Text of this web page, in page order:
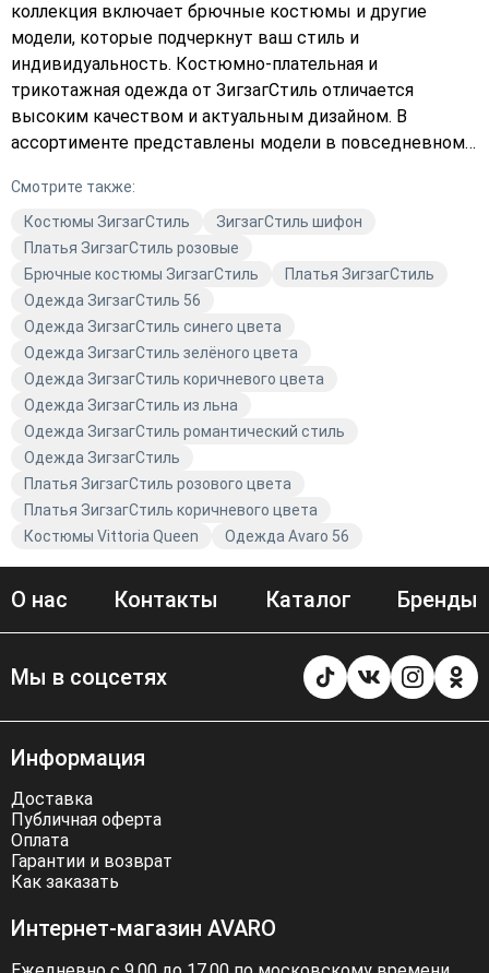
коллекция включает брючные костюмы и другие
модели, которые подчеркнут ваш стиль и
индивидуальность. Костюмно-плательная и
трикотажная одежда от ЗигзагСтиль отличается
высоким качеством и актуальным дизайном. В
ассортименте представлены модели в повседневном
Разноцветные и синие оттенки в коллекциях делают
их особенно яркими и заметными. Бренд ЗигзагСтиль
предлагает широкий выбор одежды, которая поможет
вам выглядеть модно и современно. В Avaro вы
найдёте то, что подчеркнёт вашу индивидуальность и
станет отличным дополнением к вашему гардеробу.
Смотрите также:
Костюмы ЗигзагСтиль
ЗигзагСтиль шифон
Платья ЗигзагСтиль розовые
Брючные костюмы ЗигзагСтиль
Платья ЗигзагСтиль
Одежда ЗигзагСтиль 56
Одежда ЗигзагСтиль синего цвета
Одежда ЗигзагСтиль зелёного цвета
Одежда ЗигзагСтиль коричневого цвета
Одежда ЗигзагСтиль из льна
Одежда ЗигзагСтиль романтический стиль
Одежда ЗигзагСтиль
Платья ЗигзагСтиль розового цвета
Платья ЗигзагСтиль коричневого цвета
Костюмы Vittoria Queen
Одежда Avaro 56
О нас Контакты Каталог Бренды
Мы в соцсетях
Информация
Доставка
Публичная оферта
Оплата
Гарантии и возврат
Как заказать
Интернет-магазин AVARO